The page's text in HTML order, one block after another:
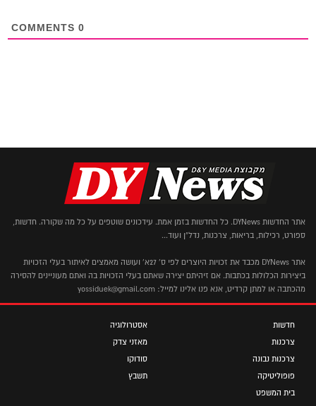
0
אתר החדשות DYNews. כל החדשות בזמן אמת. עידכונים שוטפים על כל מה שקורה. חדשות,
ספורט, רכילות, בריאות, צרכנות, נדל"ן ועוד...
אתר DYNews מכבד את זכויות היוצרים לפי ס' 27א' ועושה מאמצים לאיתור בעלי הזכויות
ביצירות הכלולות בכתבות. אם זיהיתם יצירה שאתם בעלי הזכויות בה ואתם מעוניינים להסירה
מהכתבה או למתן קרדיט, אנא פנו אלינו למייל: yossiduek@gmail.com
חדשות
צרכנות
צרכנות נבונה
פופוליטיקה
בית המשפט
אסטרולוגיה
מאזני צדק
סודוקו
תשבץ